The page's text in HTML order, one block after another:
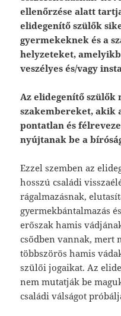
ellenőrzése alatt
elidegenítő szülők
gyermekeknek és a
helyzeteket,
veszélyes és/vagy
Az elidegenítő szülők
szakembereket, akik
pontatlan és
nyújtanak be a
Ezzel szemben az
hosszú családi
rágalmazásnak,
gyermekbántalmazás
erőszak hamis
csődben vannak, mert
többszörös hamis
szülői jogaikat. Az
nem mutatják be
családi válságot